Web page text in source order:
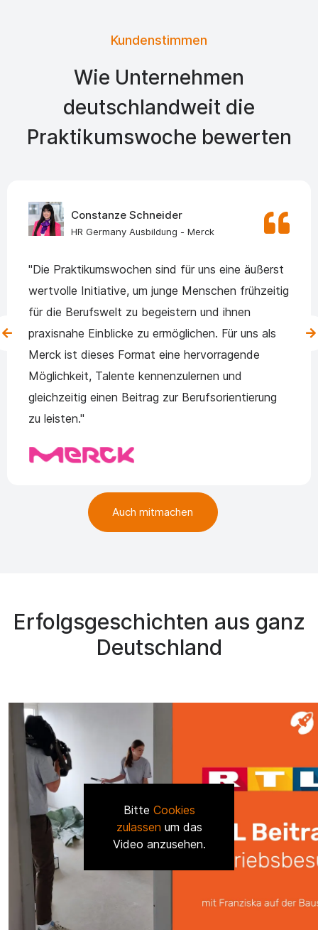
Kundenstimmen
Wie Unternehmen
deutschlandweit die
Praktikumswoche bewerten
Constanze Schneider
HR Germany Ausbildung - Merck
"Die Praktikumswochen sind für uns eine äußerst
wertvolle Initiative, um junge Menschen frühzeitig
für die Berufswelt zu begeistern und ihnen
praxisnahe Einblicke zu ermöglichen. Für uns als
Merck ist dieses Format eine hervorragende
Möglichkeit, Talente kennenzulernen und
gleichzeitig einen Beitrag zur Berufsorientierung
zu leisten."
Auch mitmachen
Erfolgsgeschichten aus ganz
Deutschland
Bitte Cookies
zulassen um das
Video anzusehen.